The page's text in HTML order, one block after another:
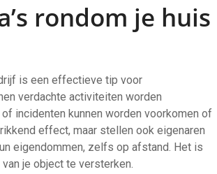
rondom je huis
is een effectieve tip voor
verdachte activiteiten worden
incidenten kunnen worden voorkomen of
effect, maar stellen ook eigenaren
eigendommen, zelfs op afstand. Het is
je object te versterken.